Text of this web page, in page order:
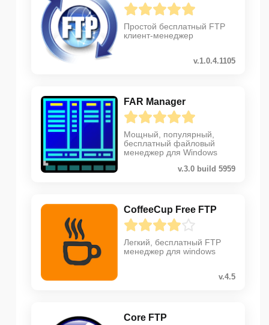
Простой бесплатный FTP
клиент-менеджер
v.1.0.4.1105
FAR Manager
Мощный, популярный,
бесплатный файловый
менеджер для Windows
v.3.0 build 5959
CoffeeCup Free FTP
Легкий, бесплатный FTP
менеджер для windows
v.4.5
Core FTP